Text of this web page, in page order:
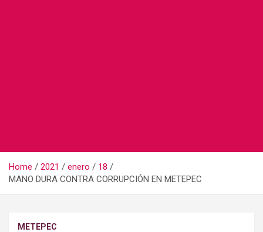
Home 2021 enero
18
MANO DURA CONTRA CORRUPCIÓN EN METEPEC
METEPEC